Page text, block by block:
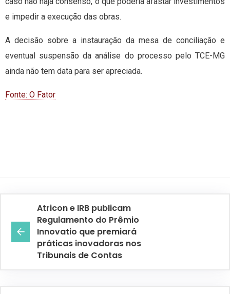
e impedir a execução das obras.
A decisão sobre a instauração da mesa de conciliação e
eventual suspensão da análise do processo pelo TCE-MG
ainda não tem data para ser apreciada.
Fonte: O Fator
Atricon e IRB publicam
Regulamento do Prêmio
Innovatio que premiará
práticas inovadoras nos
Tribunais de Contas